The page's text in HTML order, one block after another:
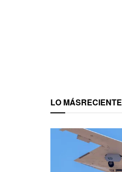
LO MÁSRECIENTE